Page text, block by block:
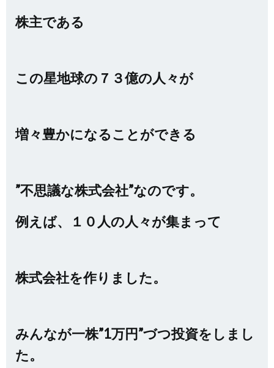
株主である
この星地球の７３億の人々が
増々豊かになることができる
”不思議な株式会社”なのです。
例えば、１０人の人々が集まって
株式会社を作りました。
みんなが一株”1万円”づつ投資をしまし
た。